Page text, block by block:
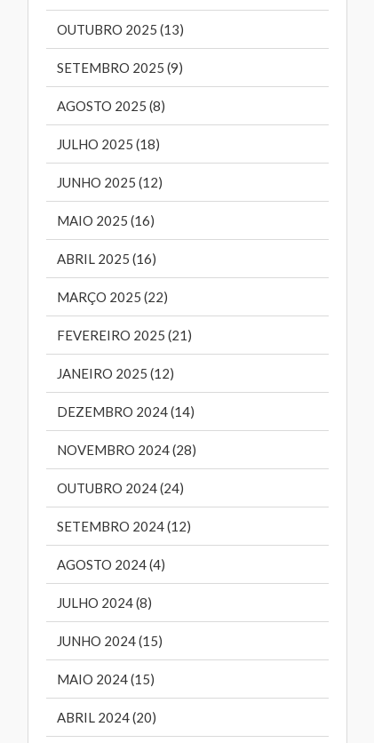
OUTUBRO 2025 (13)
SETEMBRO 2025 (9)
AGOSTO 2025 (8)
JULHO 2025 (18)
JUNHO 2025 (12)
MAIO 2025 (16)
ABRIL 2025 (16)
MARÇO 2025 (22)
FEVEREIRO 2025 (21)
JANEIRO 2025 (12)
DEZEMBRO 2024 (14)
NOVEMBRO 2024 (28)
OUTUBRO 2024 (24)
SETEMBRO 2024 (12)
AGOSTO 2024 (4)
JULHO 2024 (8)
JUNHO 2024 (15)
MAIO 2024 (15)
ABRIL 2024 (20)